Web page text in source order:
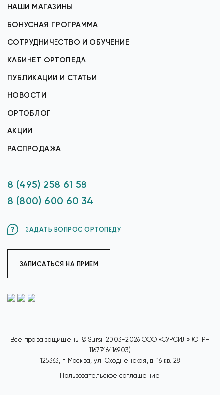
НАШИ МАГАЗИНЫ
БОНУСНАЯ ПРОГРАММА
СОТРУДНИЧЕСТВО И ОБУЧЕНИЕ
КАБИНЕТ ОРТОПЕДА
ПУБЛИКАЦИИ И СТАТЬИ
НОВОСТИ
ОРТОБЛОГ
АКЦИИ
РАСПРОДАЖА
8 (495) 258 61 58
8 (800) 600 60 34
ЗАДАТЬ ВОПРОС ОРТОПЕДУ
ЗАПИСАТЬСЯ НА ПРИЕМ
Все права защищены © Sursil 2003-2026 ООО «СУРСИЛ» (ОГРН
1167746416903)
125363, г. Москва, ул. Сходненская, д. 16 кв. 28
Пользовательское соглашение